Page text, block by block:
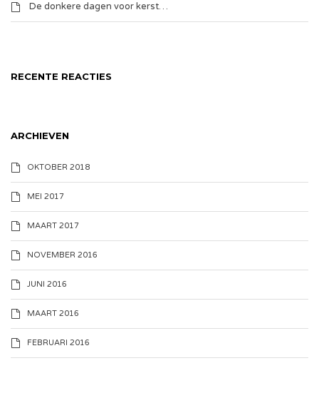
De donkere dagen voor kerst…
RECENTE REACTIES
ARCHIEVEN
OKTOBER 2018
MEI 2017
MAART 2017
NOVEMBER 2016
JUNI 2016
MAART 2016
FEBRUARI 2016